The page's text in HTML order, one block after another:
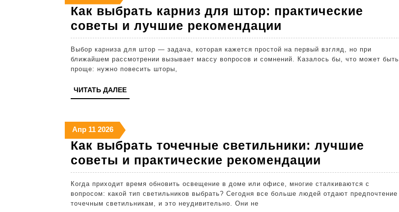
покупки
апреля
2026
апреля
2026
апреля
2026
Как выбрать карниз для штор: практические
советы и лучшие рекомендации
выбрать
карниз
лучшие
рекомендации
Выбор карниза для штор — задача, которая кажется простой на первый взгляд, но при
ближайшем рассмотрении вызывает массу вопросов и сомнений. Казалось бы, что может быть
проще: нужно повесить шторы,
ЧИТАТЬ ДАЛЕЕЧИТАТЬ
ДАЛЕЕ
Апр11
апреля
2026
11 11
апреля
2026
202611
апреля
2026
Как выбрать точечные светильники: лучшие
советы и практические рекомендации
выбрать
точечные
Когда приходит время обновить освещение в доме или офисе, многие сталкиваются с
вопросом: какой тип светильников выбрать? Сегодня все больше людей отдают предпочтение
точечным светильникам, и это неудивительно. Они не